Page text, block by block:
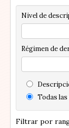
Todas
Filtrar por